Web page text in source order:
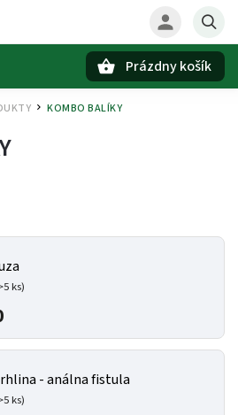
Prázdny košík
/ KOMBO BALÍKY
ks)
- análna fistula
ks)